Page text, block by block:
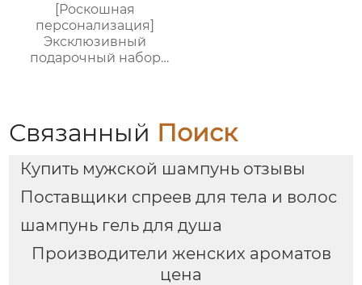
[Роскошная
персонализация]
Эксклюзивный
подарочный набор
лосьон для тела 100
мл + соль для ванны
соли для ванны по 35 г
Красиво
оформленная
подарочная коробка с
индивидуальными
Связанный Поиск
Купить мужской шампунь отзывы
Поставщики спреев для тела и волос
шампунь гель для душа
Производители женских ароматов
цена